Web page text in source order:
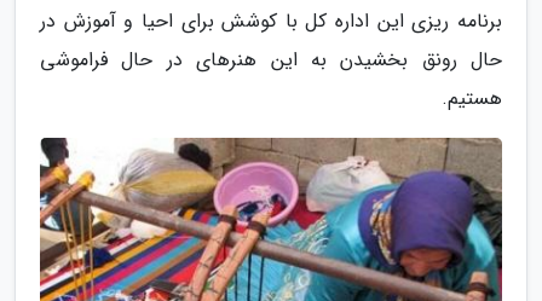
برنامه ریزی این اداره کل با کوشش برای احیا و آموزش در
حال رونق بخشیدن به این هنرهای در حال فراموشی
هستیم.